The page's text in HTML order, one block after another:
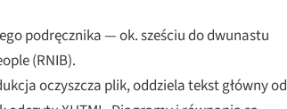
podręcznika — ok. sześciu do dwunastu
(RNIB).
oczyszcza plik, oddziela tekst główny od